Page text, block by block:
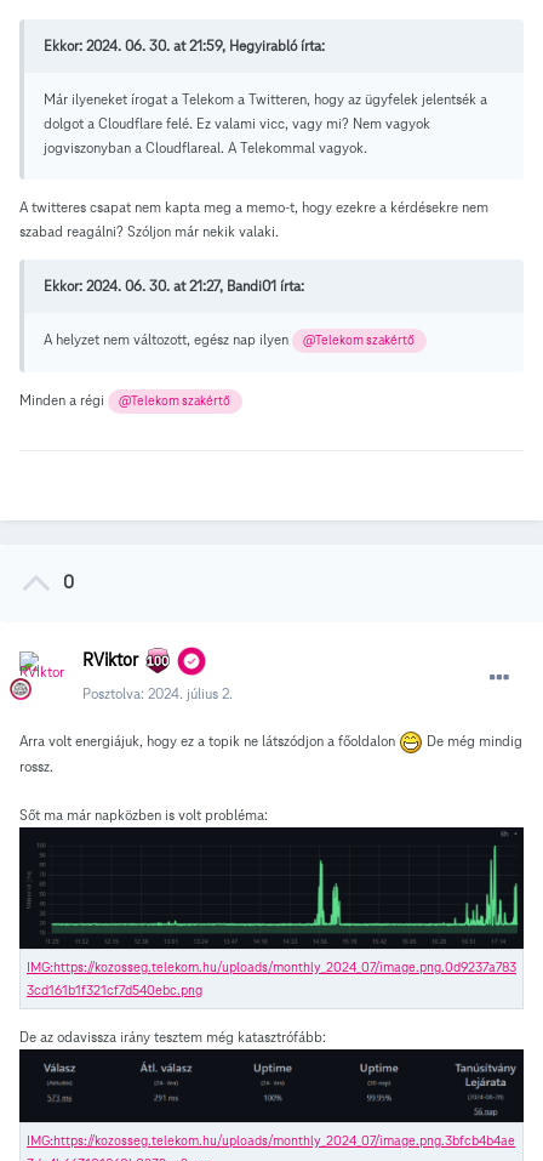
Ekkor: 2024. 06. 30. at 21:59, Hegyirabló írta:
Már ilyeneket írogat a Telekom a Twitteren, hogy az ügyfelek jelentsék a
dolgot a Cloudflare felé. Ez valami vicc, vagy mi? Nem vagyok
jogviszonyban a Cloudflareal. A Telekommal vagyok.
A twitteres csapat nem kapta meg a memo-t, hogy ezekre a kérdésekre nem
szabad reagálni? Szóljon már nekik valaki.
Ekkor: 2024. 06. 30. at 21:27, Bandi01 írta:
A helyzet nem változott, egész nap ilyen @Telekom szakértő
Minden a régi @Telekom szakértő
0
RViktor
Posztolva: 2024. július 2.
Arra volt energiájuk, hogy ez a topik ne látszódjon a főoldalon
De még mindig
rossz.
Sőt ma már napközben is volt probléma:
De az odavissza irány tesztem még katasztrófább: